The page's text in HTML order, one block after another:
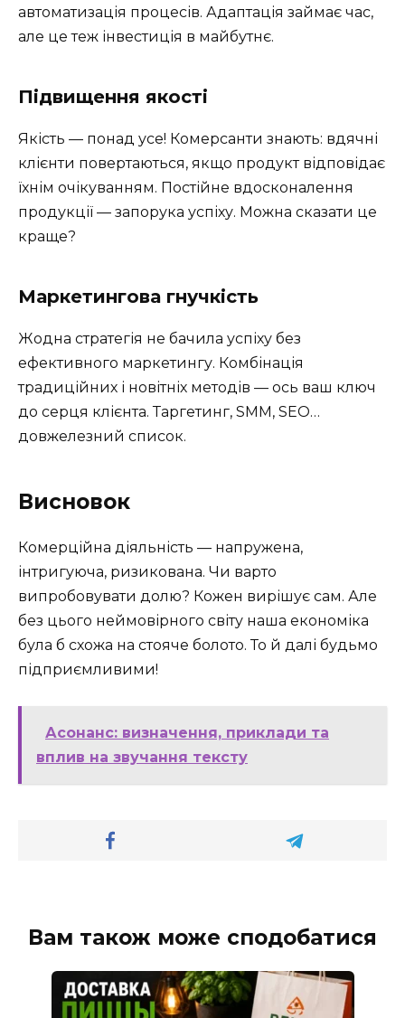
автоматизація процесів. Адаптація займає час,
але це теж інвестиція в майбутнє.
Підвищення якості
Якість — понад усе! Комерсанти знають: вдячні
клієнти повертаються, якщо продукт відповідає
їхнім очікуванням. Постійне вдосконалення
продукції — запорука успіху. Можна сказати це
краще?
Маркетингова гнучкість
Жодна стратегія не бачила успіху без
ефективного маркетингу. Комбінація
традиційних і новітніх методів — ось ваш ключ
до серця клієнта. Таргетинг, SMM, SEO…
довжелезний список.
Висновок
Комерційна діяльність — напружена,
інтригуюча, ризикована. Чи варто
випробовувати долю? Кожен вирішує сам. Але
без цього неймовірного світу наша економіка
була б схожа на стояче болото. То й далі будьмо
підприємливими!
Асонанс: визначення, приклади та
вплив на звучання тексту
Вам також може сподобатися